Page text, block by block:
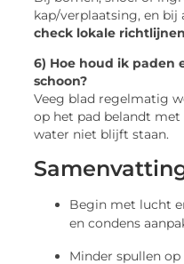
kap/verplaatsing, en
check lokale richtlijnen
6) Hoe houd ik paden
schoon?
Veeg blad regelmatig
op het pad belandt met
water niet blijft staan.
Begin met lucht
en condens
Minder spullen